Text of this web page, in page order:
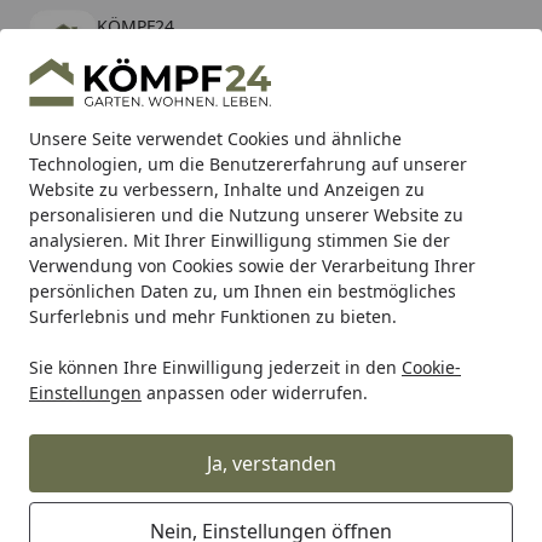
Unsere Seite verwendet Cookies und ähnliche
Technologien, um die Benutzererfahrung auf unserer
Website zu verbessern, Inhalte und Anzeigen zu
personalisieren und die Nutzung unserer Website zu
analysieren. Mit Ihrer Einwilligung stimmen Sie der
Verwendung von Cookies sowie der Verarbeitung Ihrer
persönlichen Daten zu, um Ihnen ein bestmögliches
Surferlebnis und mehr Funktionen zu bieten.
Sie können Ihre Einwilligung jederzeit in den Cookie-
Einstellungen anpassen oder widerrufen.
Ja, verstanden
Nein, Einstellungen öffnen
KÖMPF24
kostenlos - Im App Store
Hotline
Alle Produkte
Mein Konto
Suchen
Karibu Pools inkl. gratis Sandfilteranlage & Pool-
Starterset (Gesamtwert bis 468,99€)
Startseite
Grill Gasgrill Gasgrillstationen Weber Spirit EX-435
Weber Spirit EX-435 Gasgrill Black